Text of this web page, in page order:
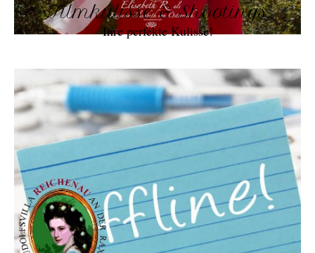
Filmkulisse & Shootings
Ihre perfekte Kulisse!